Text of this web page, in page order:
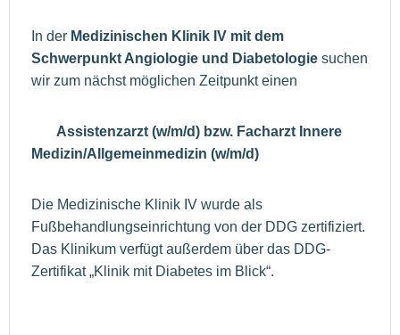
In der Medizinischen Klinik IV mit dem
Schwerpunkt Angiologie und Diabetologie suchen
wir zum nächst möglichen Zeitpunkt einen
Assistenzarzt (w/m/d) bzw. Facharzt Innere
Medizin/Allgemeinmedizin (w/m/d)
Die Medizinische Klinik IV wurde als
Fußbehandlungseinrichtung von der DDG zertifiziert.
Das Klinikum verfügt außerdem über das DDG-
Zertifikat „Klinik mit Diabetes im Blick“.